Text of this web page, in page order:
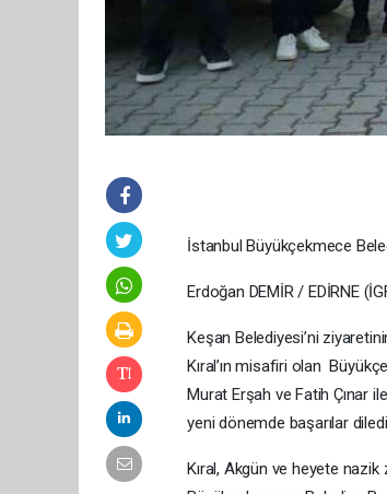
İstanbul Büyükçekmece
Erdoğan DEMİR / EDİRNE
Keşan Belediyesi’ni
Kıral’ın misafiri olan
Murat Erşah ve Fatih Çınar
yeni dönemde başarılar
Kıral, Akgün ve heyete